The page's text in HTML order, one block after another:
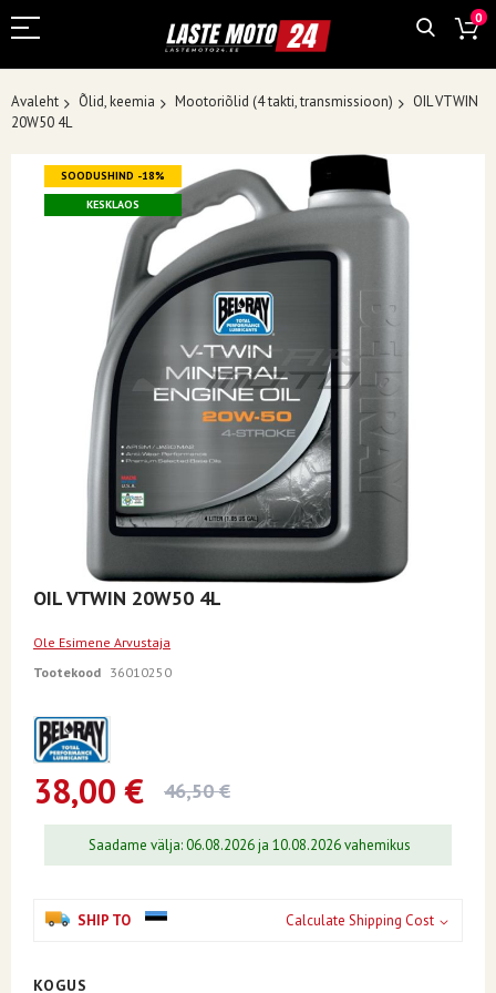
0
Avaleht Õlid, keemia Mootoriõlid (4 takti, transmissioon)
OIL VTWIN
20W50 4L
Skip
the
end
SOODUSHIND -18%
KESKLAOS
Skip
to
beginning
of
gallery
OIL VTWIN 20W50 4L
Ole Esimene Arvustaja
Tootekood 36010250
38,00 € 46,50 €
Saadame välja: 06.08.2026 ja 10.08.2026 vahemikus
SHIP TO Calculate Shipping Cost
KOGUS